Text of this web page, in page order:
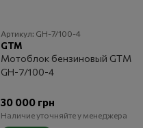
Артикул: GH-7/100-4
GTM
Мотоблок бензиновый GTM
GH-7/100-4
30 000 грн
Наличие уточняйте у менеджера